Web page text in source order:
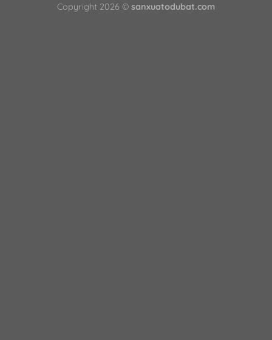
Copyright 2026 © sanxuatodubat.com